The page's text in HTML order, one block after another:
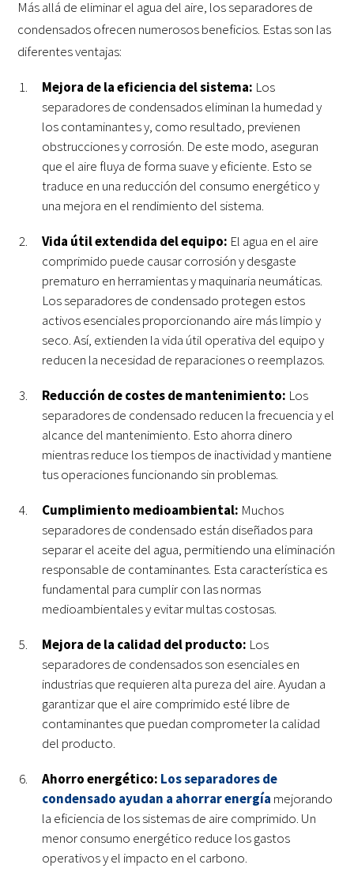
Más allá de eliminar el agua del aire, los separadores de
condensados ofrecen numerosos beneficios. Estas son las
diferentes ventajas:
Mejora de la eficiencia del sistema: Los
separadores de condensados eliminan la humedad y
los contaminantes y, como resultado, previenen
obstrucciones y corrosión. De este modo, aseguran
que el aire fluya de forma suave y eficiente. Esto se
traduce en una reducción del consumo energético y
una mejora en el rendimiento del sistema.
Vida útil extendida del equipo: El agua en el aire
comprimido puede causar corrosión y desgaste
prematuro en herramientas y maquinaria neumáticas.
Los separadores de condensado protegen estos
activos esenciales proporcionando aire más limpio y
seco. Así, extienden la vida útil operativa del equipo y
reducen la necesidad de reparaciones o reemplazos.
Reducción de costes de mantenimiento: Los
separadores de condensado reducen la frecuencia y el
alcance del mantenimiento. Esto ahorra dinero
mientras reduce los tiempos de inactividad y mantiene
tus operaciones funcionando sin problemas.
Cumplimiento medioambiental: Muchos
separadores de condensado están diseñados para
separar el aceite del agua, permitiendo una eliminación
responsable de contaminantes. Esta característica es
fundamental para cumplir con las normas
medioambientales y evitar multas costosas.
Mejora de la calidad del producto: Los
separadores de condensados son esenciales en
industrias que requieren alta pureza del aire. Ayudan a
garantizar que el aire comprimido esté libre de
contaminantes que puedan comprometer la calidad
del producto.
Ahorro energético: Los separadores de
condensado ayudan a ahorrar energía mejorando
la eficiencia de los sistemas de aire comprimido. Un
menor consumo energético reduce los gastos
operativos y el impacto en el carbono.